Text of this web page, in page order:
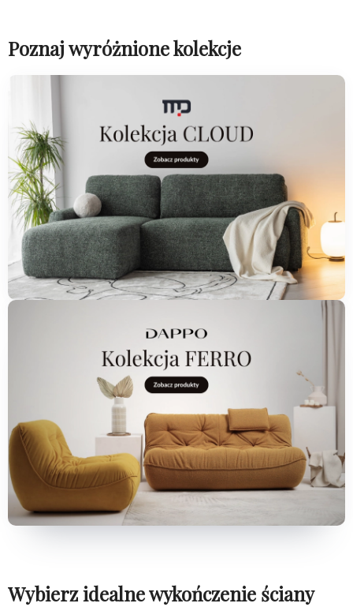
Poznaj wyróżnione kolekcje
Wybierz idealne wykończenie ściany